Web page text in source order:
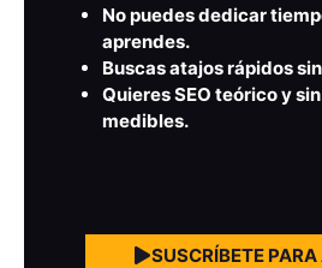
No puedes dedicar
aprendes.
Buscas atajos rápidos
Quieres SEO teórico y
medibles.
SUSCRÍBETE PARA